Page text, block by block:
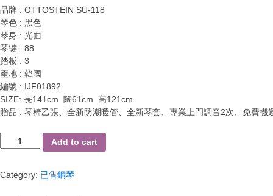
品牌 : OTTOSTEIN SU-118
琴色 : 黑色
琴身 : 光面
琴键 : 88
踏板 : 3
產地 : 韓國
編號 : IJF01892
SIZE: 長141cm 闊61cm 高121cm
贈品 : 琴椅乙張、全新防潮暖管、全新琴套、專業上門調音2次、免費搬
場
折
Add to cart
Category: 已售鋼琴